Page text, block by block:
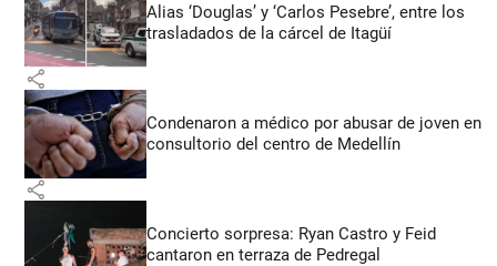
Alias ‘Douglas’ y ‘Carlos Pesebre’, entre los
trasladados de la cárcel de Itagüí
share
Condenaron a médico por abusar de joven en
consultorio del centro de Medellín
share
Concierto sorpresa: Ryan Castro y Feid
cantaron en terraza de Pedregal